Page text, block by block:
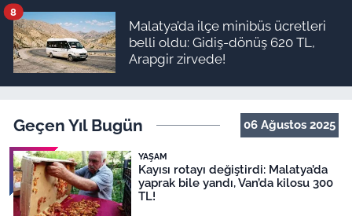
Malatya’da ilçe minibüs ücretleri
belli oldu: Gidiş-dönüş 620 TL,
Arapgir zirvede!
8
Geçen Yıl Bugün 06 Ağustos 2025
YAŞAM
Kayısı rotayı değiştirdi: Malatya’da
yaprak bile yandı, Van’da kilosu 300
TL!